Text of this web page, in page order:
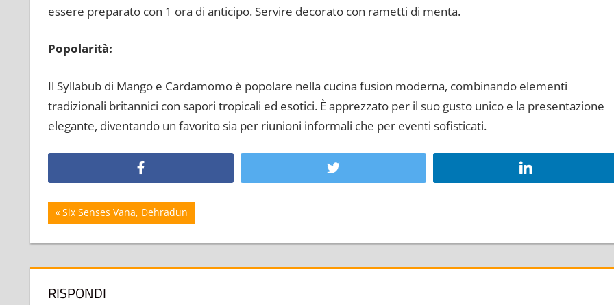
essere preparato con 1 ora di anticipo. Servire decorato con rametti di menta.
Popolarità:
Il Syllabub di Mango e Cardamomo è popolare nella cucina fusion moderna, combinando elementi
tradizionali britannici con sapori tropicali ed esotici. È apprezzato per il suo gusto unico e la presentazione
elegante, diventando un favorito sia per riunioni informali che per eventi sofisticati.
Navigazione
articoli
Articolo
precedente:
Six Senses Vana, Dehradun
RISPONDI